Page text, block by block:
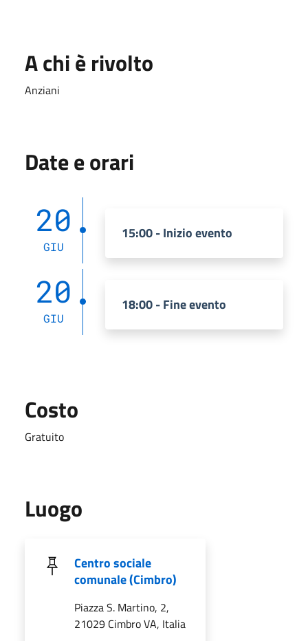
A chi è rivolto
Anziani
Date e orari
20
GIU
15:00 - Inizio evento
20
GIU
18:00 - Fine evento
Costo
Gratuito
Luogo
Centro sociale
comunale (Cimbro)
Piazza S. Martino, 2,
21029 Cimbro VA, Italia